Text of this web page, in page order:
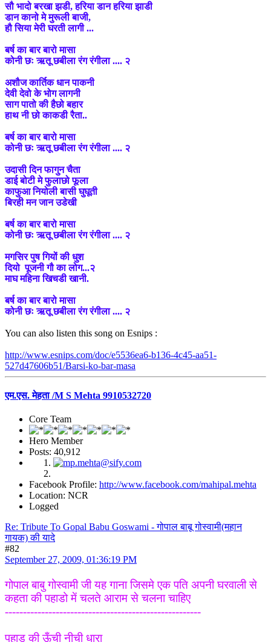
सौ भादो बरखा झडी, हरिया डान हरिया झाडी
डान कानो मे मुरूली बाजी,
हौ सिया मेरी घरती लागी ...
बर्ष का बार बारो मासा
कोनी छः ऋतू छबीला रंग रंगीला .... २
अशौज कार्तिक धान पाकनी
देवी देवो के भोग लागनी
साग पातो की हैछो बहार
हाथ नी छो काकडी रैता..
बर्ष का बार बारो मासा
कोनी छः ऋतू छबीला रंग रंगीला .... २
उदासी दिन फागुन चैता
डाई बोटी मे फुलाछो फूला
काफुआ नियोली बासी घुघूती
बिरही मन जान उडेखी
बर्ष का बार बारो मासा
कोनी छः ऋतू छबीला रंग रंगीला .... २
मगसिर पुष गियों की धुश
दियो पूजनी गौ का लोग...२
माघ महिना खिचडी खानी.
बर्ष का बार बारो मासा
कोनी छः ऋतू छबीला रंग रंगीला .... २
You can also listen this song on Esnips :
http://www.esnips.com/doc/e5536ea6-b136-4c45-aa51-
527d47606b51/Barsi-ko-bar-masa
एम.एस. मेहता /M S Mehta 9910532720
Core Team
Hero Member
Posts: 40,912
Facebook Profile: http://www.facebook.com/mahipal.mehta
Location: NCR
Logged
Re: Tribute To Gopal Babu Goswami - गोपाल बाबू गोस्वामी(महान
गायक) की यादे
#82
September 27, 2009, 01:36:19 PM
गोपाल बाबु गोस्वामी जी यह गाना जिसमे एक पति अपनी घरवाली से
कहता की पहाडो में चलते आराम से चलना चाहिए
------------------------------------------------------
पहाड़ की ऊँची नीची धारा